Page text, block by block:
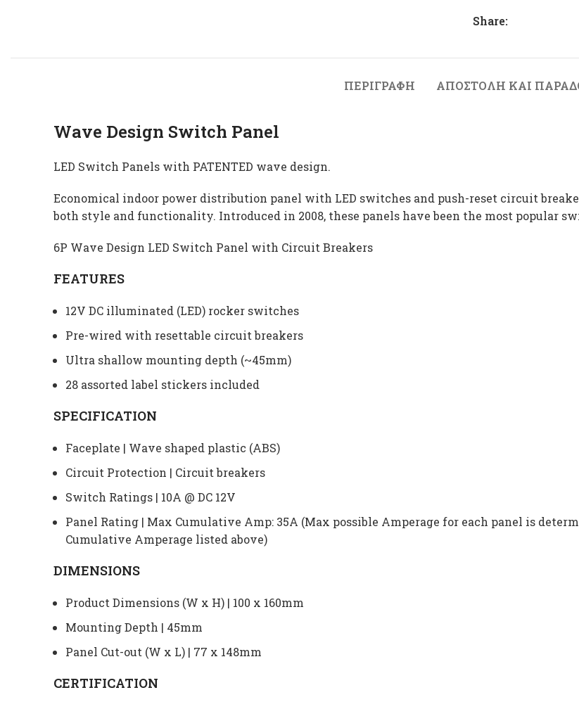
Share:
ΠΕΡΙΓΡΑΦΉ ΑΠΟΣΤΟΛΉ ΚΑΙ
Wave Design Switch Panel
LED Switch Panels with PATENTED wave design.
Economical indoor power distribution panel with LED switches and push-reset circuit
both style and functionality. Introduced in 2008, these panels have been the most popular
6P Wave Design LED Switch Panel with Circuit Breakers
FEATURES
12V DC illuminated (LED) rocker switches
Pre-wired with resettable circuit breakers
Ultra shallow mounting depth (~45mm)
28 assorted label stickers included
SPECIFICATION
Faceplate | Wave shaped plastic (ABS)
Circuit Protection | Circuit breakers
Switch Ratings | 10A @ DC 12V
Panel Rating | Max Cumulative Amp: 35A (Max possible Amperage for each panel is
Cumulative Amperage listed above)
DIMENSIONS
Product Dimensions (W x H) | 100 x 160mm
Mounting Depth | 45mm
Panel Cut-out (W x L) | 77 x 148mm
CERTIFICATION